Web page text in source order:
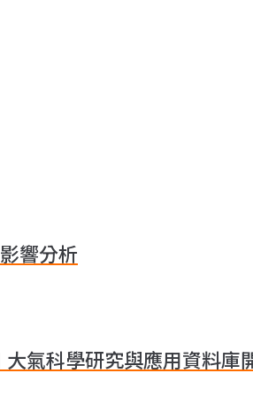
響分析
氣科學研究與應用資料庫